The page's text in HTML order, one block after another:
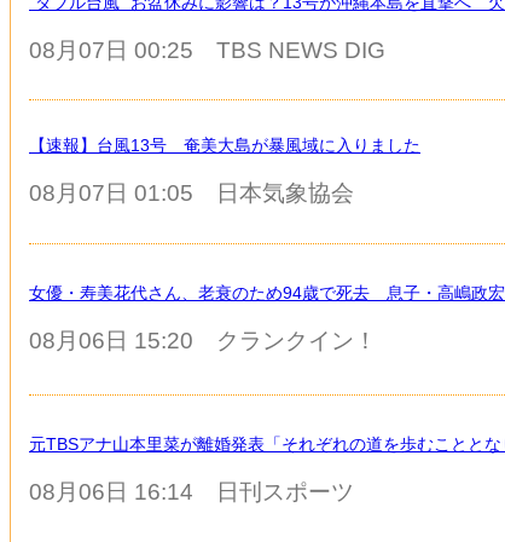
08月07日 00:25 TBS NEWS DIG
【速報】台風13号 奄美大島が暴風域に入りました
08月07日 01:05 日本気象協会
女優・寿美花代さん、老衰のため94歳で死去 息子・高嶋政
08月06日 15:20 クランクイン！
元TBSアナ山本里菜が離婚発表「それぞれの道を歩むこととな
08月06日 16:14 日刊スポーツ